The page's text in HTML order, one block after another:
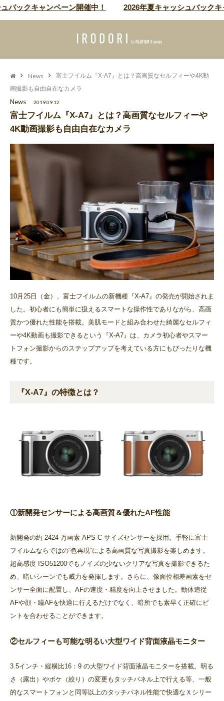
ックキャンペーン開催中！ 2026年夏キャッシュバックキ
News
富士フイルム『X-A7』とは？高画質なセルフィーや4K動
画撮影も自由自在なカメラ
News 2019.09.12
富士フイルム『X-A7』とは？高画質なセルフィーや
4K動画撮影も自由自在なカメラ
10月25日（金）、富士フイルムの新機種『X-A7』の発売が開始されま
した。初心者にも簡単に扱えるスマートな操作性でありながら、高画
質かつ優れた性能を搭載。美肌モードと組み合わせた綺麗なセルフィ
ーや4K動画も撮影できるという『X-A7』は、カメラ初心者やスマー
トフォン撮影からのステップアップを考えている方にもぴったりな機
種です。
『X-A7』の特徴とは？
①新開発センサーによる高画質＆優れたAF性能
新開発の約 2424 万画素 APS-C サイズセンサーを採用。手軽に富士
フイルムならではの“色再現”による高画質な写真撮影を楽しめます。
超高感度 ISO51200でもノイズの少ないクリアな写真を撮影できるた
め、暗いシーンでも威力を発揮します。さらに、像面位相差画素をセ
ンサー全面に配置し、AFの速度・精度を向上させました。動体追従
AFや顔・瞳AFを快適に行えるだけでなく、暗所でも素早く正確にピ
ントを合わせることができます。
②セルフィーも可能な明るい大型ワイド背面液晶モニター
3.5インチ・縦横比16：9 の大型ワイド背面液晶モニターを搭載。明る
さ（露出）やボケ（絞り）の変更もタッチパネル上で行える等、一般
的なスマートフォンと同等以上のタッチパネル性能で快適なＸシリー